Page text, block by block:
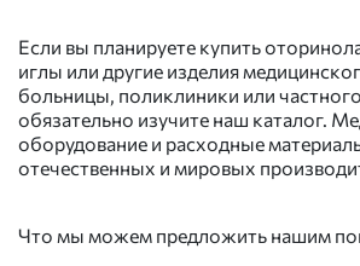
Если вы планируете купить
иглы или другие изделия
больницы, поликлиники или
обязательно изучите наш каталог.
оборудование и расходные
отечественных и мировых
Что мы можем предложить нашим